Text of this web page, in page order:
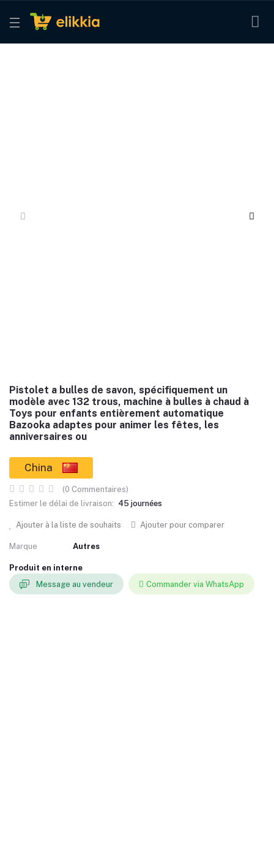
Pistolet a bulles de savon, spécifiquement un
modèle avec 132 trous, machine à bulles à chaud à
Toys pour enfants entièrement automatique
Bazooka adaptes pour animer les fêtes, les
anniversaires ou
China
(0 Commentaires)
Estimer le délai de livraison: 45 journées
Ajouter à la liste de souhaits Ajouter pour comparer
Marque Autres
Produit en interne
Message au vendeur
Commander via WhatsApp